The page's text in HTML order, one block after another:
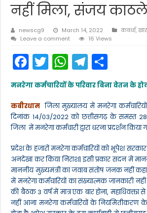
नहीं मिला, संजय
newscg9 March 14, 2022 कवर्धा,
Leave a comment
16 Views
F
a
c
e
b
o
o
k
T
w
itt
er
W
h
a
ts
A
p
p
T
el
e
gr
a
m
h
ar
e
मनरेगा कर्मचारियों के परिवार बिना वेतन के
कबीरधाम जिला मुख्यालय में मनरेगा
दिनांक 14/03/2022 को छत्तीसगढ़ के समस्त
जिला में मनरेगा कर्मचारी द्वारा धरना प्रदर्शन किया
प्रदेश के हजारों मनरेगा कर्मचारियों को भूपेश
अनदेखा कर किया निराश| इसी प्रकार सदन में
माननीय मुख्यमंत्री का जवाब संतोष जनक नहीं कहा
में मनरेगा कर्मचारियों का संख्यात्मक जानकारी नहीं
की बैठक 3 वर्ष में मात्र एक बार होना, महाधिवक्ता
नहीं आना मनरेगा कर्मचारियों के नियमितीकरण के